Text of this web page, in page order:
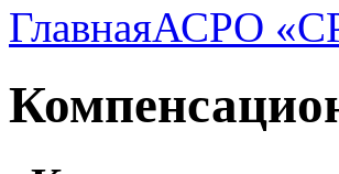
ГлавнаяАСРО